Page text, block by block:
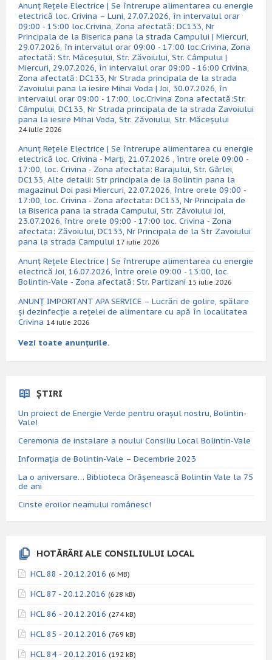
Anunț Rețele Electrice | Se întrerupe alimentarea cu energie
electrică loc. Crivina – Luni, 27.07.2026, în intervalul orar
09:00 - 15:00 loc.Crivina, Zona afectată: DC133, Nr
Principala de la Biserica pana la strada Campului | Miercuri,
29.07.2026, în intervalul orar 09:00 - 17:00 loc.Crivina, Zona
afectată: Str. Măceșului, Str. Zăvoiului, Str. Câmpului |
Miercuri, 29.07.2026, în intervalul orar 09:00 - 16:00 Crivina,
Zona afectată: DC133, Nr Strada principala de la strada
Zavoiului pana la iesire Mihai Voda | Joi, 30.07.2026, în
intervalul orar 09:00 - 17:00, loc.Crivina Zona afectată:Str.
Câmpului, DC133, Nr Strada principala de la strada Zavoiului
pana la iesire Mihai Voda, Str. Zăvoiului, Str. Măceșului
24 iulie 2026
Anunț Rețele Electrice | Se întrerupe alimentarea cu energie
electrică loc. Crivina - Marți, 21.07.2026 , între orele 09:00 -
17:00, loc. Crivina - Zona afectata: Barajului, Str. Gârlei,
DC133, Alte detalii: Str principala de la Bolintin pana la
magazinul Doi pasi Miercuri, 22.07.2026, între orele 09:00 -
17:00, loc. Crivina - Zona afectata: DC133, Nr Principala de
la Biserica pana la strada Campului, Str. Zăvoiului Joi,
23.07.2026, între orele 09:00 - 17:00 loc. Crivina - Zona
afectata: Zăvoiului, DC133, Nr Principala de la Str Zavoiului
pana la strada Campului 17 iulie 2026
Anunț Rețele Electrice | Se întrerupe alimentarea cu energie
electrică Joi, 16.07.2026, între orele 09:00 - 13:00, loc.
Bolintin-Vale - Zona afectată: Str. Partizani 15 iulie 2026
ANUNȚ IMPORTANT APA SERVICE – Lucrări de golire, spălare
și dezinfecție a rețelei de alimentare cu apă în localitatea
Crivina 14 iulie 2026
Vezi toate anunțurile.
ȘTIRI
Un proiect de Energie Verde pentru orașul nostru, Bolintin-
Vale!
Ceremonia de instalare a noului Consiliu Local Bolintin-Vale
Informația de Bolintin-Vale – Decembrie 2023
La o aniversare… Biblioteca Orăşenească Bolintin Vale la 75
de ani
Cinste eroilor neamului românesc!
HOTĂRÂRI ALE CONSILIULUI LOCAL
HCL 88 - 20.12.2016 (6 MB)
HCL 87 - 20.12.2016 (628 kB)
HCL 86 - 20.12.2016 (274 kB)
HCL 85 - 20.12.2016 (769 kB)
HCL 84 - 20.12.2016 (192 kB)